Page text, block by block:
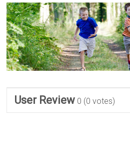
User Review 0 (0 votes)